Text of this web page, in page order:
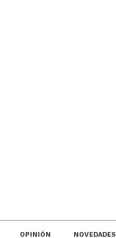
OPINIÓN NOVEDADES